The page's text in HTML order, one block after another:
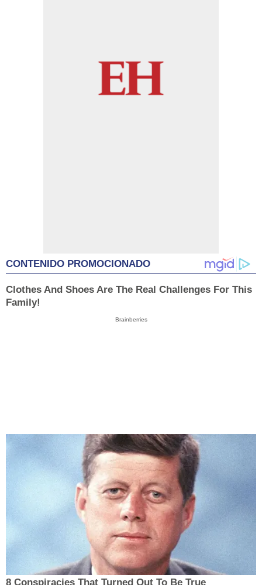
CONTENIDO PROMOCIONADO
Clothes And Shoes Are The Real Challenges For This
Family!
Brainberries
8 Conspiracies That Turned Out To Be True